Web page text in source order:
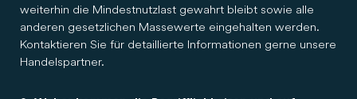
weiterhin die Mindestnutzlast gewahrt bleibt sowie alle
anderen gesetzlichen Massewerte eingehalten werden.
Kontaktieren Sie für detaillierte Informationen gerne unsere
Handelspartner.